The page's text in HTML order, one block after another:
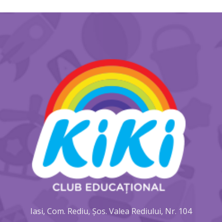
Iasi, Com. Rediu, Șos. Valea Rediului, Nr. 104